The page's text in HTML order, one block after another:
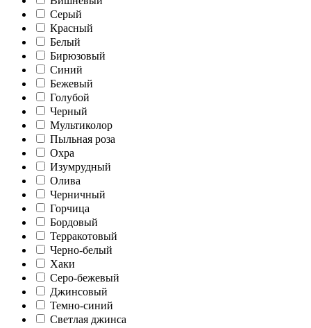
Серый
Красный
Белый
Бирюзовый
Синий
Бежевый
Голубой
Черный
Мультиколор
Пыльная роза
Охра
Изумрудный
Олива
Черничный
Горчица
Бордовый
Терракотовый
Черно-белый
Хаки
Серо-бежевый
Джинсовый
Темно-синий
Светлая джинса